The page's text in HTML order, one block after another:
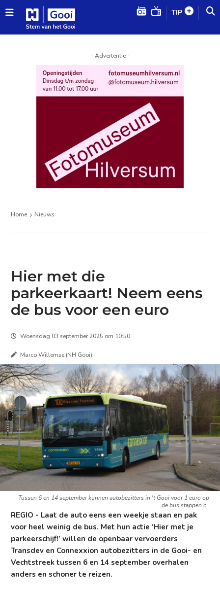
TIP
- Advertentie -
Home Nieuws
Hier met die
parkeerkaart! Neem eens
de bus voor een euro
Woensdag 03 september 2025 om 10:50
Marco Willemse (NH Gooi)
Tussen 6 en 14 september kunnen autobezitters in 't Gooi voor 1 euro op
de bus stappen.n
REGIO - Laat de auto eens een weekje staan en pak
voor heel weinig de bus. Met hun actie ‘Hier met je
parkeerschijf!’ willen de openbaar vervoerders
Transdev en Connexxion autobezitters in de Gooi- en
Vechtstreek tussen 6 en 14 september overhalen
anders en schoner te reizen.